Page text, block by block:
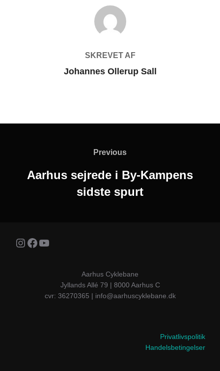
FORFATTER
SKREVET AF
Johannes Ollerup Sall
Previous
Previous
Aarhus sejrede i By-Kampens
sidste spurt
Instagram
Facebook
YouTube
Aarhus Cyklebane
Jyllands Allé 79 | 8000 Aarhus C
cvr: 36270365 | info@aarhuscyklebane.dk
Privatlivspolitik
Handelsbetingelser